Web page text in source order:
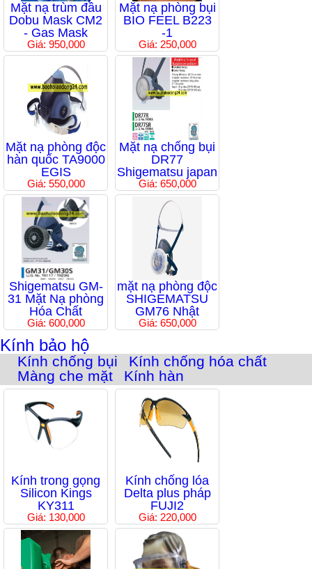
Mặt nạ trùm đầu
Dobu Mask CM2
- Gas Mask
Giá: 950,000
Mặt nạ phòng bụi
BIO FEEL B223
-1
Giá: 250,000
Mặt nạ phòng độc
hàn quốc TA9000
EGIS
Giá: 550,000
Mặt nạ chống bụi
DR77
Shigematsu japan
Giá: 650,000
Shigematsu GM-
31 Mặt Nạ phòng
Hóa Chất
Giá: 600,000
mặt nạ phòng độc
SHIGEMATSU
GM76 Nhật
Giá: 650,000
Kính bảo hộ
Kính chống bụi
Kính chống hóa chất
Màng che mặt
Kính hàn
Kính trong gọng
Silicon Kings
KY311
Giá: 130,000
Kính chống lóa
Delta plus pháp
FUJI2
Giá: 220,000